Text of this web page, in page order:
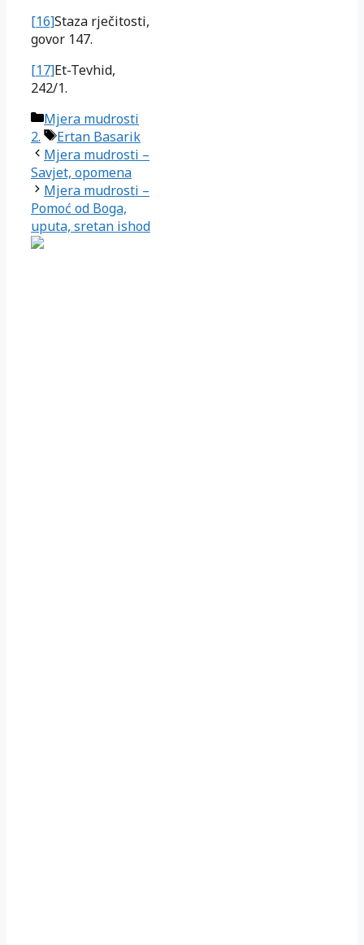
[16]Staza rječitosti,
govor 147.
[17]Et-Tevhid,
242/1.
Kategorije
Mjera mudrosti
2.
Oznake
Ertan Basarik
Mjera mudrosti –
Savjet, opomena
Mjera mudrosti –
Pomoć od Boga,
uputa, sretan ishod